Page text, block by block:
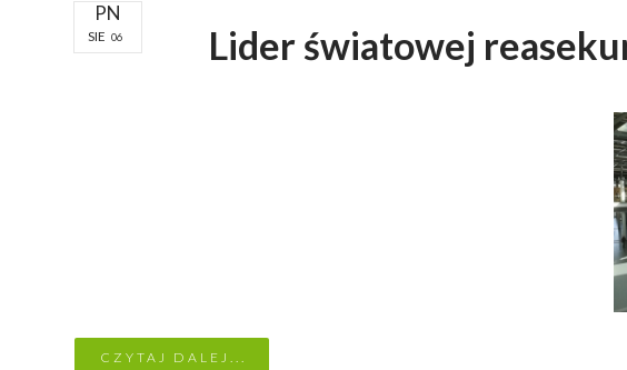
PN
SIE 06 Lider światowej
CZYTAJ DALEJ...